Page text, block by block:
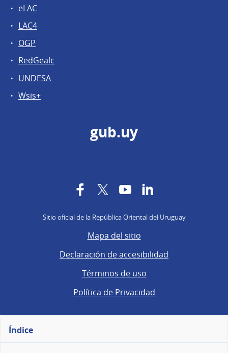
eLAC
LAC4
OGP
RedGealc
UNDESA
Wsis+
gub.uy
FacebookTwitterYouTube
Sitio oficial de la República Oriental del Uruguay
Mapa del sitio
Declaración de accesibilidad
Términos de uso
Política de Privacidad
Índice